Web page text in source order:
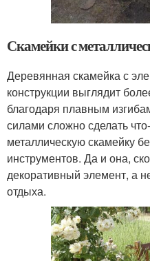
Скамейки с
Деревянная скамейка с
конструкции выглядит
благодаря плавным
силами сложно сделать
металлическую скамейку
инструментов. Да и она,
декоративный элемент, а
отдыха.